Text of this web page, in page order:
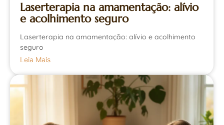
Laserterapia na amamentação: alívio
e acolhimento seguro
Laserterapia na amamentação: alívio e acolhimento
seguro
Leia Mais